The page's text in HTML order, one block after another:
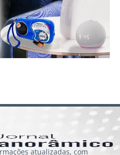
atualizadas, com